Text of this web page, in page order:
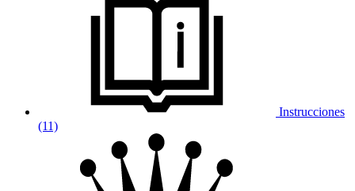
Instrucciones
(11)